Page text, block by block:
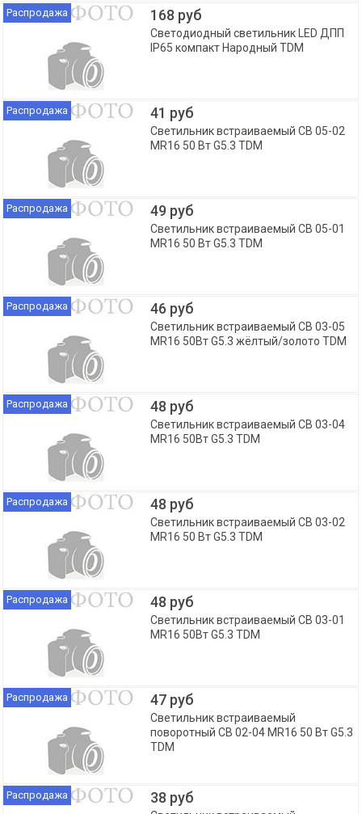
Распродажа 168 руб
Светодиодный светильник LED ДПП
IP65 компакт Народный TDM
Распродажа 41 руб
Светильник встраиваемый СВ 05-02
MR16 50 Вт G5.3 TDM
Распродажа 49 руб
Светильник встраиваемый СВ 05-01
MR16 50 Вт G5.3 TDM
Распродажа 46 руб
Светильник встраиваемый СВ 03-05
MR16 50Вт G5.3 жёлтый/золото TDM
Распродажа 48 руб
Светильник встраиваемый СВ 03-04
MR16 50Вт G5.3 TDM
Распродажа 48 руб
Светильник встраиваемый СВ 03-02
MR16 50 Вт G5.3 TDM
Распродажа 48 руб
Светильник встраиваемый СВ 03-01
MR16 50Вт G5.3 TDM
Распродажа 47 руб
Светильник встраиваемый
поворотный СВ 02-04 MR16 50 Вт G5.3
TDM
Распродажа 38 руб